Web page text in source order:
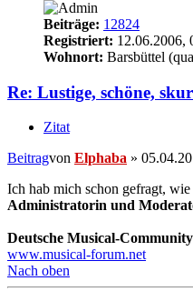
Beiträge: 12824
Registriert: 12.06.2006,
Wohnort: Barsbüttel
Re: Lustige, schöne,
Zitat
Beitragvon Elphaba »
Ich hab mich schon gefragt,
Administratorin und
Deutsche Musical-Community
www.musical-forum.net
Nach oben